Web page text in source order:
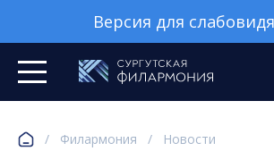
Версия для
/ Филармония / Новости